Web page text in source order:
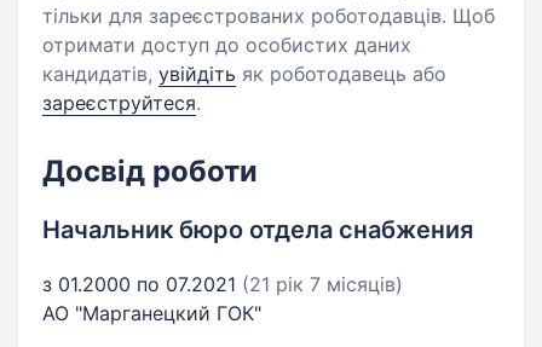
тільки для зареєстрованих роботодавців. Щоб
отримати доступ до особистих даних
кандидатів, увійдіть як роботодавець або
зареєструйтеся.
Досвід роботи
Начальник бюро отдела снабжения
з 01.2000 по 07.2021 (21 рік 7 місяців)
АО "Марганецкий ГОК"